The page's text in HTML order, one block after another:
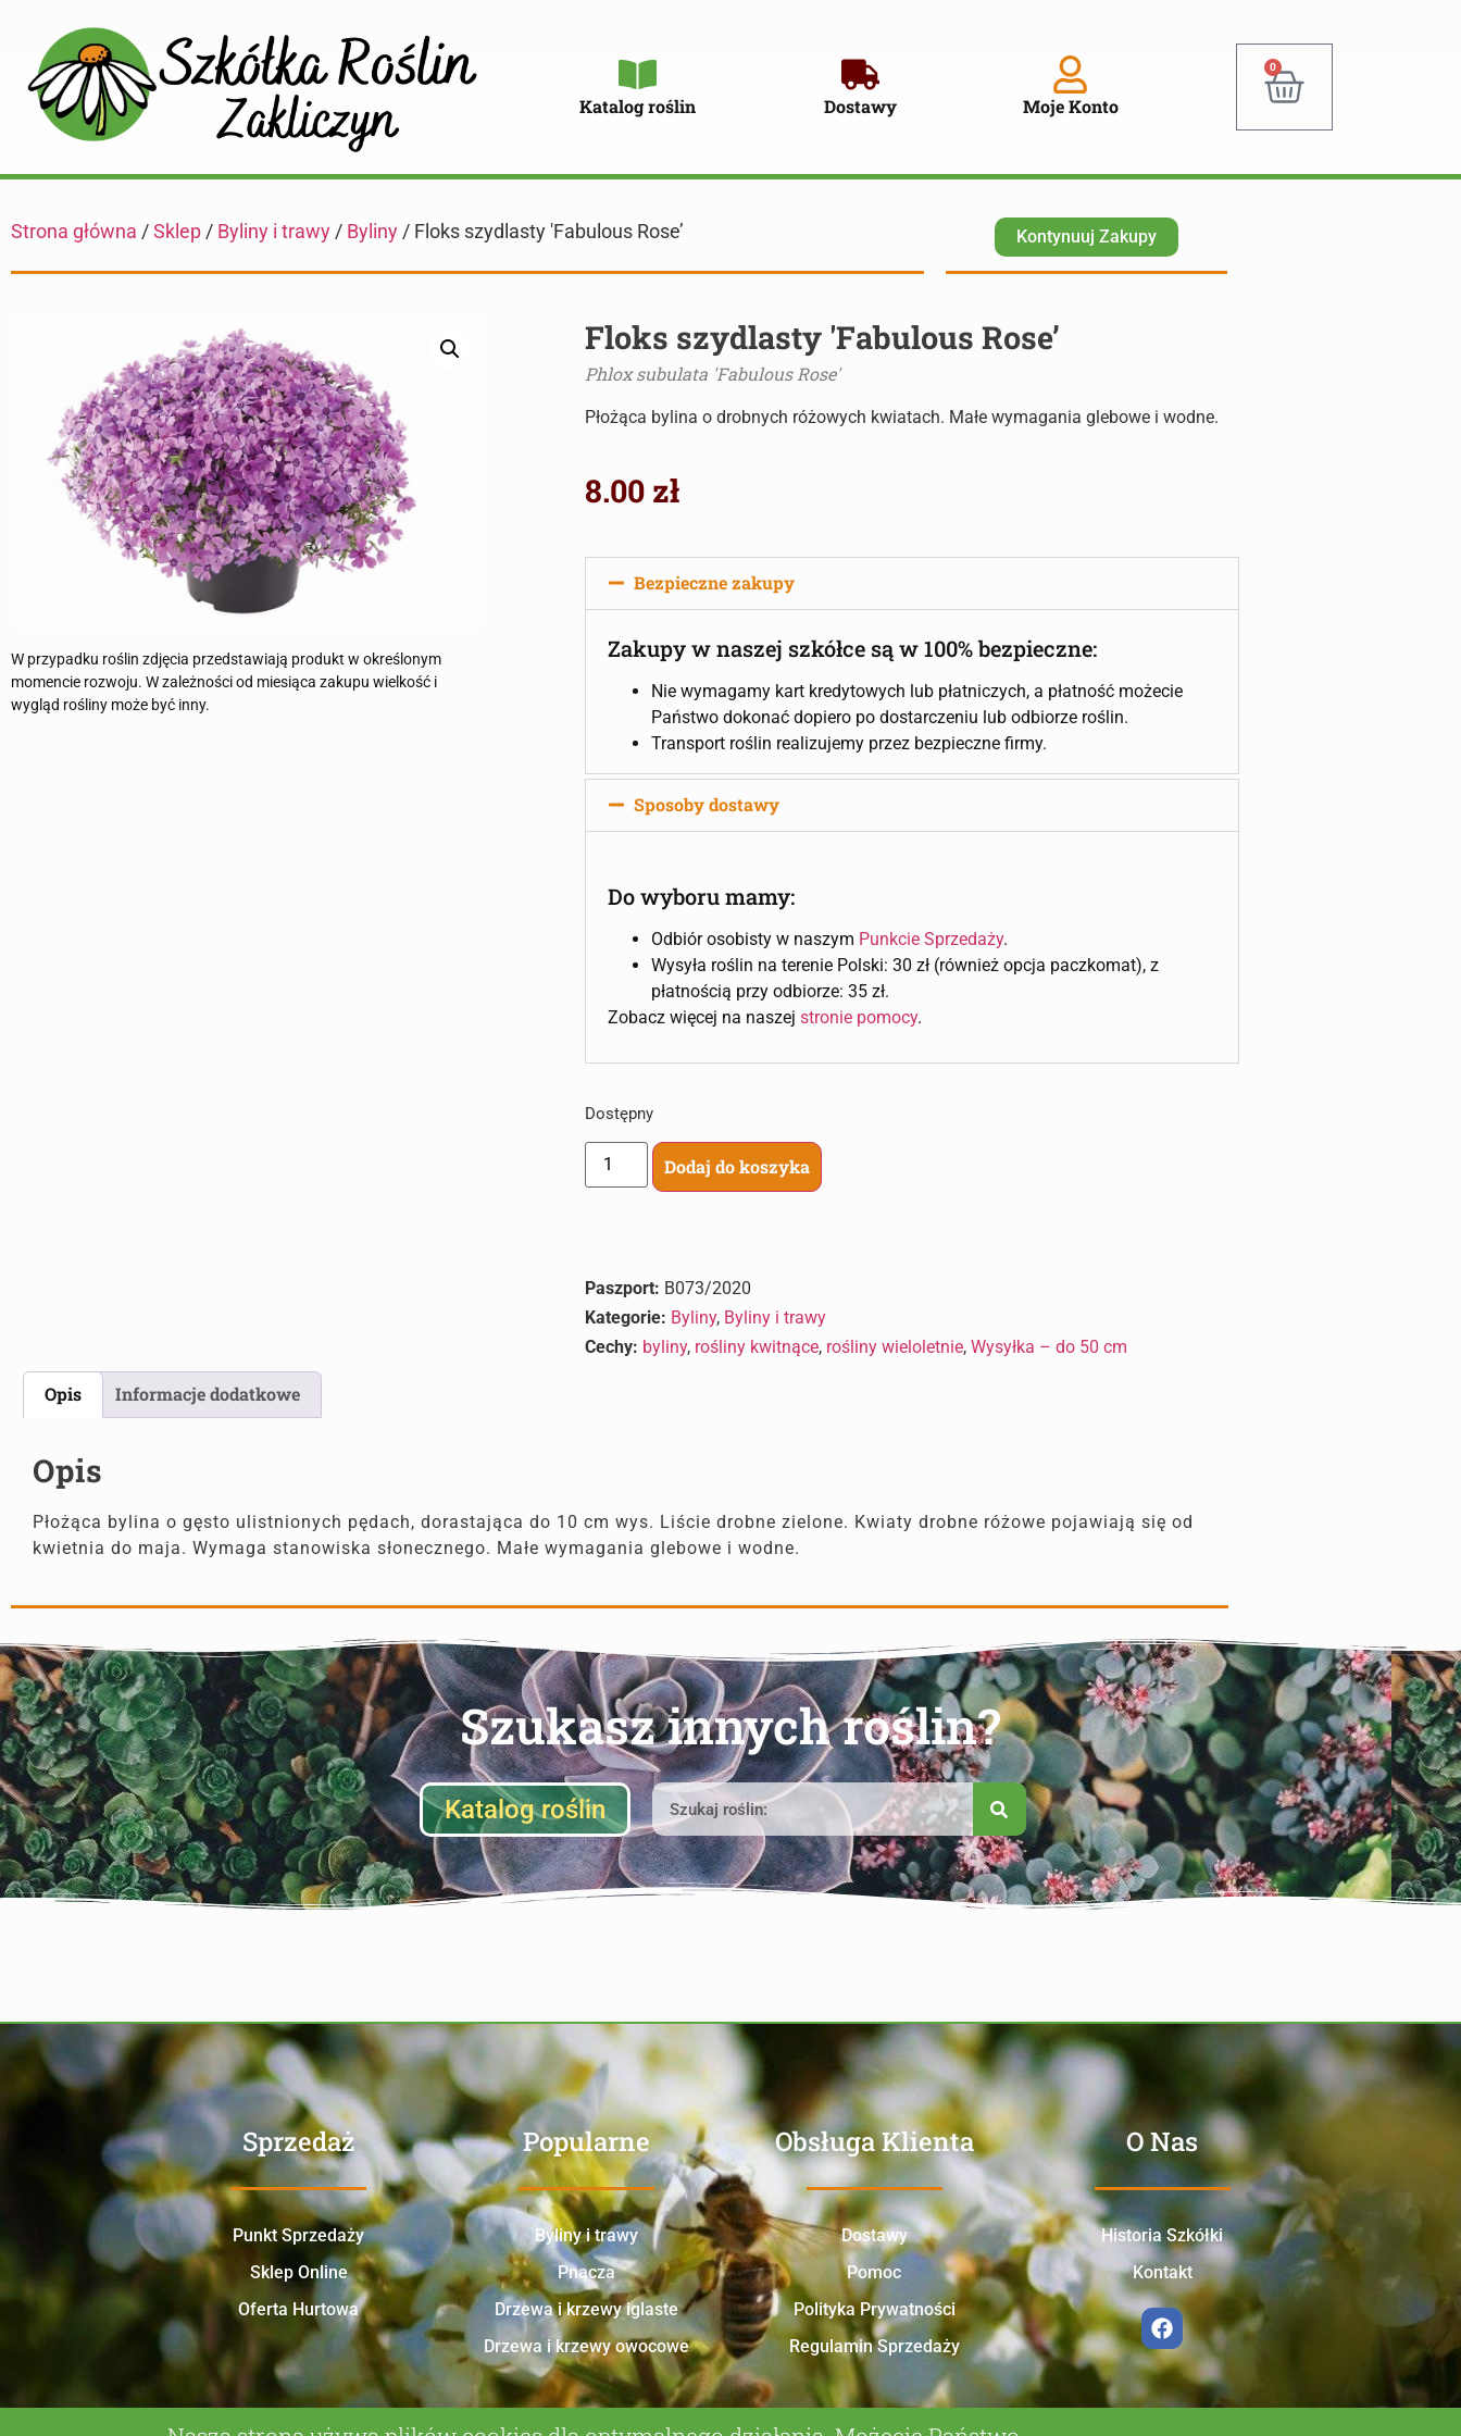
Katalog roślin Dostawy Moje Konto
0
Strona główna / Sklep / Byliny i trawy / Byliny / Floks szydlasty 'Fabulous Rose’ Kontynuuj Zakupy
W przypadku roślin zdjęcia przedstawiają produkt w określonym
momencie rozwoju. W zależności od miesiąca zakupu wielkość i
wygląd rośliny może być inny.
Floks szydlasty 'Fabulous Rose’
Phlox subulata 'Fabulous Rose'
Płożąca bylina o drobnych różowych kwiatach. Małe wymagania glebowe i wodne.
8.00 zł
Bezpieczne zakupy
Zakupy w naszej szkółce są w 100% bezpieczne:
Nie wymagamy kart kredytowych lub płatniczych, a płatność możecie
Państwo dokonać dopiero po dostarczeniu lub odbiorze roślin.
Transport roślin realizujemy przez bezpieczne firmy.
Sposoby dostawy
Do wyboru mamy:
Odbiór osobisty w naszym Punkcie Sprzedaży.
Wysyła roślin na terenie Polski: 30 zł (również opcja paczkomat), z
płatnością przy odbiorze: 35 zł.
Zobacz więcej na naszejstronie pomocy.
Dostępny
Dodaj do koszyka
Paszport: B073/2020
Kategorie: Byliny, Byliny i trawy
Cechy: byliny, rośliny kwitnące, rośliny wieloletnie,Wysyłka – do 50 cm
Opis Informacje dodatkowe
Opis
Płożąca bylina o gęsto ulistnionych pędach, dorastająca do 10 cm wys. Liście drobne zielone. Kwiaty drobne różowe pojawiają się od
kwietnia do maja. Wymaga stanowiska słonecznego. Małe wymagania glebowe i wodne.
Szukasz innych roślin?
Katalog roślin
Sprzedaż
Punkt Sprzedaży
Sklep Online
Oferta Hurtowa
Popularne
Byliny i trawy
Pnącza
Drzewa i krzewy iglaste
Drzewa i krzewy owocowe
Obsługa Klienta
Dostawy
Pomoc
Polityka Prywatności
Regulamin Sprzedaży
O Nas
Historia Szkółki
Kontakt